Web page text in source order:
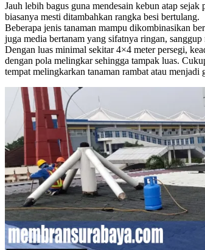
Jauh lebih bagus guna mendesain kebun atap
biasanya mesti ditambahkan rangka besi bertulang.
Beberapa jenis tanaman mampu dikombinasikan
juga media bertanam yang sifatnya ringan,
Dengan luas minimal sekitar 4×4 meter persegi,
dengan pola melingkar sehingga tampak luas.
tempat melingkarkan tanaman rambat atau menjadi